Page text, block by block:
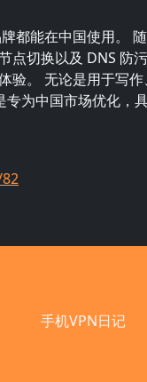
都能在中国使用。
点切换以及 DNS 防
验。 无论是用于写
专为中国市场优化，
手机VPN日记